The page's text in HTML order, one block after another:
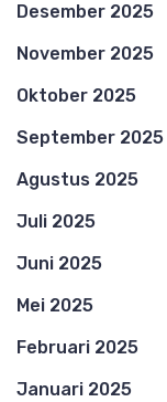
Desember 2025
November 2025
Oktober 2025
September 2025
Agustus 2025
Juli 2025
Juni 2025
Mei 2025
Februari 2025
Januari 2025